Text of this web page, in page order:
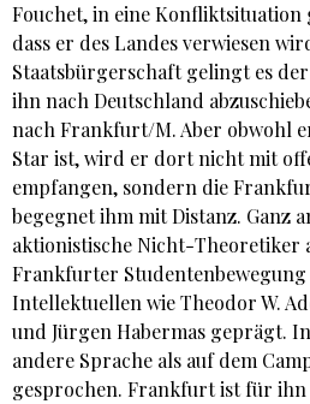
Fouchet, in eine
dass er des Landes verwiesen
Staatsbürgerschaft gelingt es
ihn nach Deutschland
nach Frankfurt/M. Aber obwohl
Star ist, wird er dort nicht mit
empfangen, sondern die
begegnet ihm mit Distanz. Ganz
aktionistische Nicht-Theoretiker
Frankfurter
Intellektuellen wie Theodor W.
und Jürgen Habermas geprägt.
andere Sprache als auf dem
gesprochen. Frankfurt ist für